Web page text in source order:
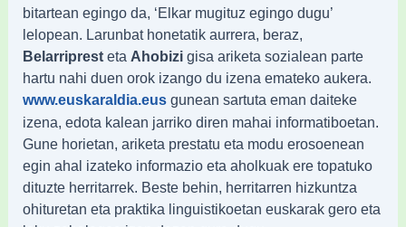
bitartean egingo da, ‘Elkar mugituz egingo dugu’
lelopean. Larunbat honetatik aurrera, beraz,
Belarriprest eta Ahobizi gisa ariketa sozialean parte
hartu nahi duen orok izango du izena emateko aukera.
www.euskaraldia.eus gunean sartuta eman daiteke
izena, edota kalean jarriko diren mahai informatiboetan.
Gune horietan, ariketa prestatu eta modu erosoenean
egin ahal izateko informazio eta aholkuak ere topatuko
dituzte herritarrek. Beste behin, herritarren hizkuntza
ohituretan eta praktika linguistikoetan euskarak gero eta